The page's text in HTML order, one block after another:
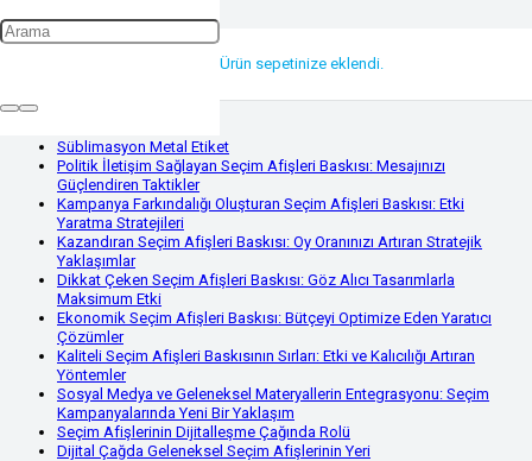
Ürün sepetinize eklendi.
Stratejik yerleştirme
Son Yazılar
Süblimasyon Metal Etiket
Politik İletişim Sağlayan Seçim Afişleri Baskısı: Mesajınızı
Güçlendiren Taktikler
Kampanya Farkındalığı Oluşturan Seçim Afişleri Baskısı: Etki
Yaratma Stratejileri
Kazandıran Seçim Afişleri Baskısı: Oy Oranınızı Artıran Stratejik
Yaklaşımlar
Dikkat Çeken Seçim Afişleri Baskısı: Göz Alıcı Tasarımlarla
Maksimum Etki
Ekonomik Seçim Afişleri Baskısı: Bütçeyi Optimize Eden Yaratıcı
Çözümler
Kaliteli Seçim Afişleri Baskısının Sırları: Etki ve Kalıcılığı Artıran
Yöntemler
Sosyal Medya ve Geleneksel Materyallerin Entegrasyonu: Seçim
Kampanyalarında Yeni Bir Yaklaşım
Seçim Afişlerinin Dijitalleşme Çağında Rolü
Dijital Çağda Geleneksel Seçim Afişlerinin Yeri